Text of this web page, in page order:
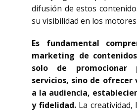
difusión de estos
su visibilidad en los
Es fundamental
marketing de
solo de promocionar
servicios, sino de ofrecer
a la audiencia,
y fidelidad.La creatividad,